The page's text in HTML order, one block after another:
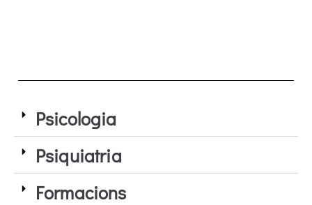
Psicologia
Psiquiatria
Formacions